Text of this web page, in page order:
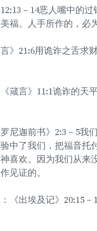
－14恶人嘴中的
福。人手所作的，必
》21:6用诡诈之舌求
箴言》11:1诡诈的天
尼迦前书》2:3－5我
中了我们，把福音托
喜欢。因为我们从来
见证的。
《出埃及记》20:15